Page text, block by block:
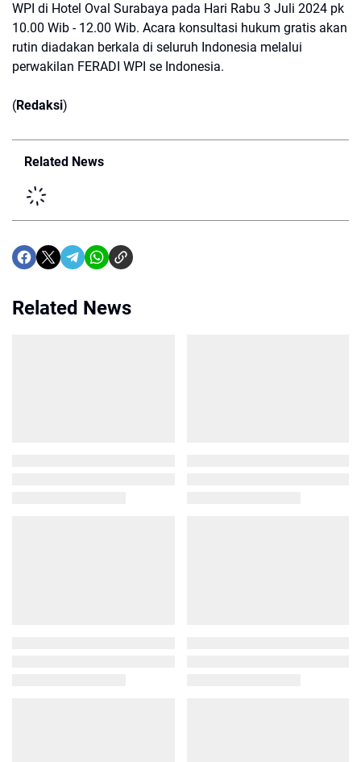
WPI di Hotel Oval Surabaya pada Hari Rabu 3 Juli 2024 pk
10.00 Wib - 12.00 Wib. Acara konsultasi hukum gratis akan
rutin diadakan berkala di seluruh Indonesia melalui
perwakilan FERADI WPI se Indonesia.
(Redaksi)
Related News
Related News